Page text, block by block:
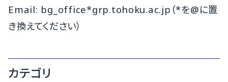
Email: bg_office*grp.tohoku.ac.jp（*を@に置
き換えてください）
カテゴリ